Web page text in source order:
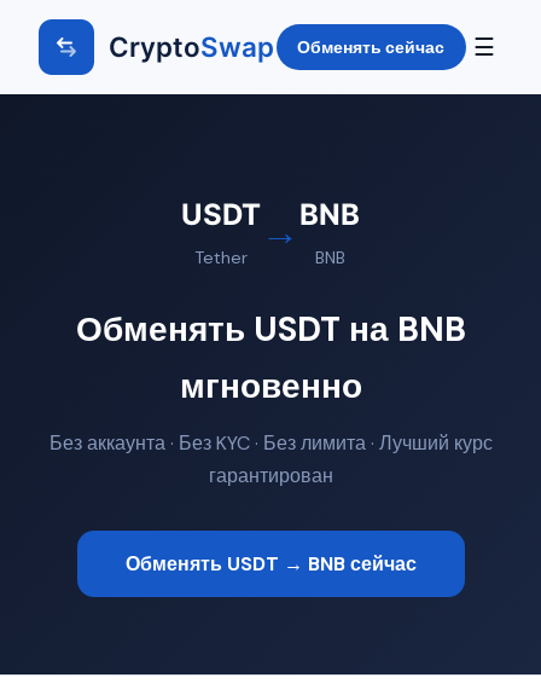
CryptoSwap Обменять сейчас ☰
USDT
Tether
→ BNB
BNB
Обменять USDT на BNB
мгновенно
Без аккаунта · Без KYC · Без лимита · Лучший курс
гарантирован
Обменять USDT → BNB сейчас